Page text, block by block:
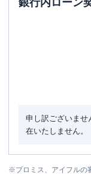
銀行内ローン
申し訳ございませ
在いたしません。
※プロミス、アイフルの